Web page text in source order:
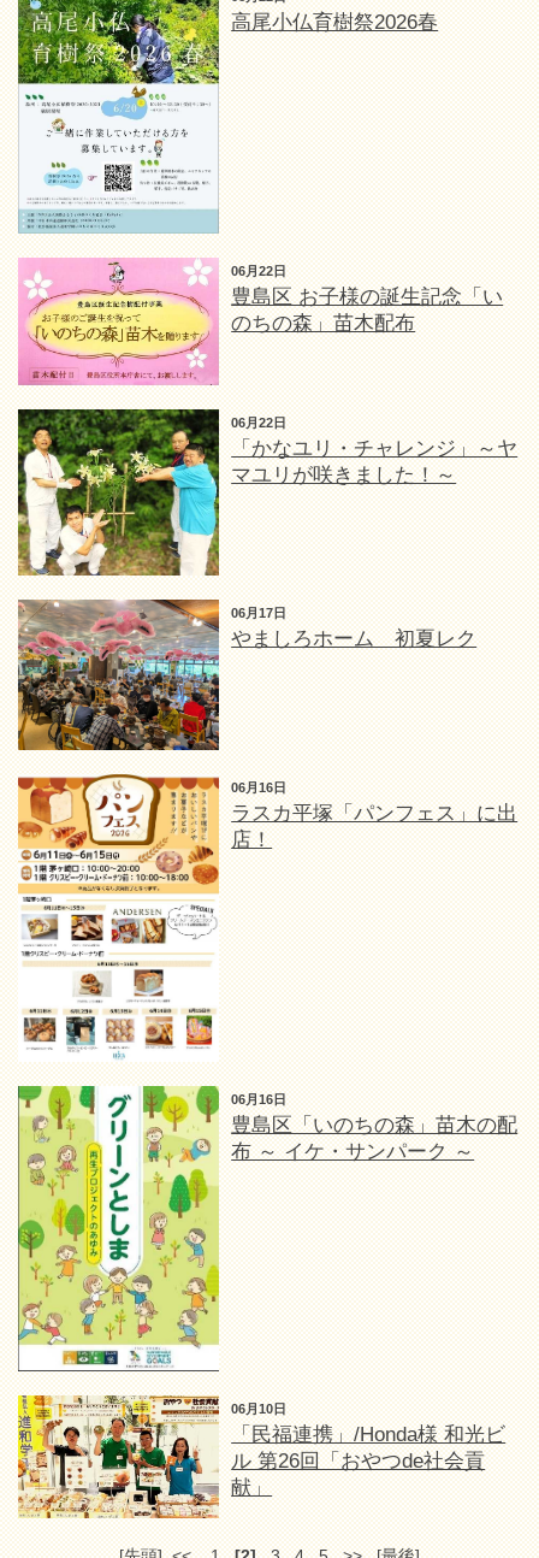
高尾小仏育樹祭2026春
06月22日
豊島区 お子様の誕生記念「い
のちの森」苗木配布
06月22日
「かなユリ・チャレンジ」～ヤ
マユリが咲きました！～
06月17日
やましろホーム 初夏レク
06月16日
ラスカ平塚「パンフェス」に出
店！
06月16日
豊島区「いのちの森」苗木の配
布 ～ イケ・サンパーク ～
06月10日
「民福連携」/Honda様 和光ビ
ル 第26回「おやつde社会貢
献」